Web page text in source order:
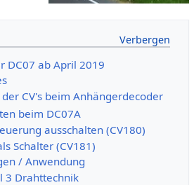
DC07 ab April 2019
CV's beim Anhängerdecoder
beim DC07A
ausschalten (CV180)
Schalter (CV181)
/ Anwendung
3 Drahttechnik